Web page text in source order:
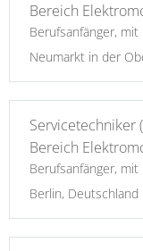
Bereich
Berufsanfänger,
Neumarkt in der
Servicetechniker
Bereich
Berufsanfänger,
Berlin, Deutschland